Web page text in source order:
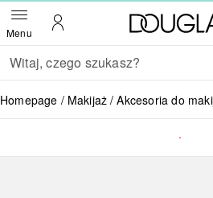
MenuOtwórz menuMoje konto
Wracać
Wykonaj wyszukiwanie
Homepage Makijaż Akcesoria do